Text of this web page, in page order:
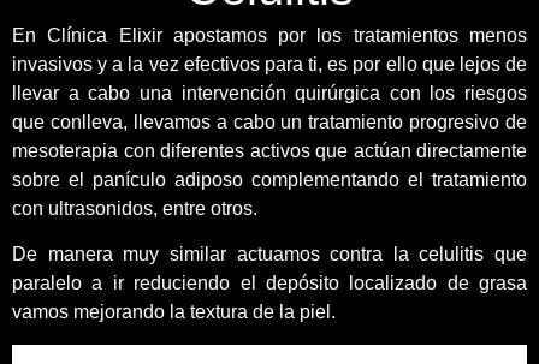
En Clínica Elixir apostamos por los tratamientos menos
invasivos y a la vez efectivos para ti, es por ello que lejos de
llevar a cabo una intervención quirúrgica con los riesgos
que conlleva, llevamos a cabo un tratamiento progresivo de
mesoterapia con diferentes activos que actúan directamente
sobre el panículo adiposo complementando el tratamiento
con ultrasonidos, entre otros.
De manera muy similar actuamos contra la celulitis que
paralelo a ir reduciendo el depósito localizado de grasa
vamos mejorando la textura de la piel.